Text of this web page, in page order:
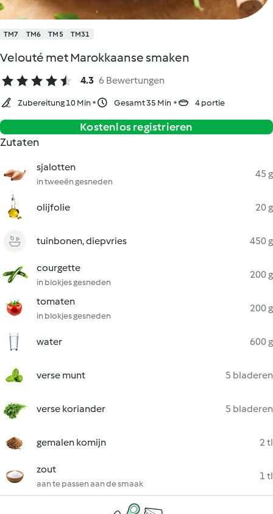
TM7 TM6 TM5 TM31
Velouté met Marokkaanse smaken
4.3 6 Bewertungen
Zubereitung 10 Min Gesamt 35 Min 4 portie
Kostenlos registrieren
Zutaten
sjalotten
in tweeën gesneden
45 g
olijfolie 20 g
tuinbonen, diepvries 450 g
courgette
in blokjes gesneden
200 g
tomaten
in blokjes gesneden
200 g
water 600 g
verse munt 5 bladeren
verse koriander 5 bladeren
gemalen komijn 2 tl
zout
aan te passen aan de smaak
1 tl